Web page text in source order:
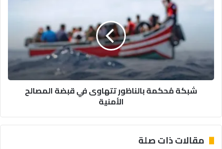
المصالح
شبكة مُحكمة بالناظور تتهاوى في قبضة المصالح
الأمنية
مقالات ذات صلة